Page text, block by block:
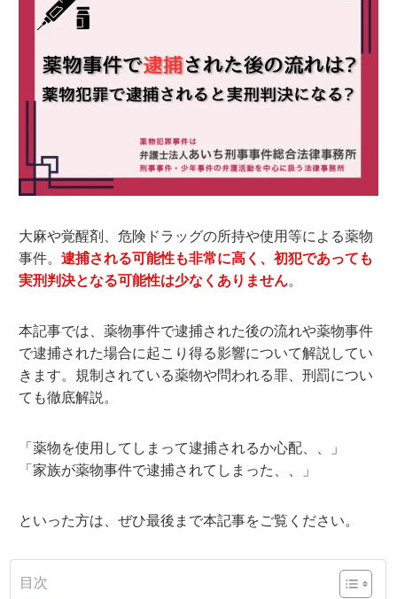
大麻や覚醒剤、危険ドラッグの所持や使用等による薬物
事件。逮捕される可能性も非常に高く、初犯であっても
実刑判決となる可能性は少なくありません。
本記事では、薬物事件で逮捕された後の流れや薬物事件
で逮捕された場合に起こり得る影響について解説してい
きます。規制されている薬物や問われる罪、刑罰につい
ても徹底解説。
「薬物を使用してしまって逮捕されるか心配、、」
「家族が薬物事件で逮捕されてしまった、、」
といった方は、ぜひ最後まで本記事をご覧ください。
目次